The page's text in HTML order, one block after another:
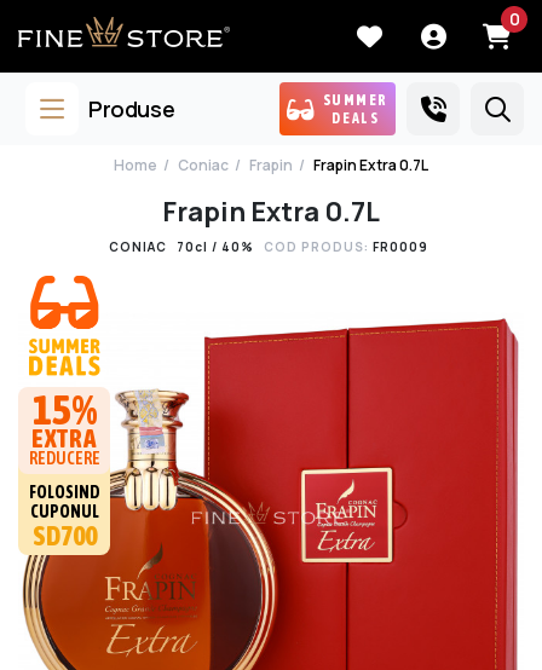
0
Produse
SUMMER
DEALS
Home Coniac Frapin Frapin Extra 0.7L
Frapin Extra 0.7L
CONIAC 70cl / 40% COD PRODUS: FR0009
15%
EXTRA
REDUCERE
FOLOSIND
CUPONUL
SD700